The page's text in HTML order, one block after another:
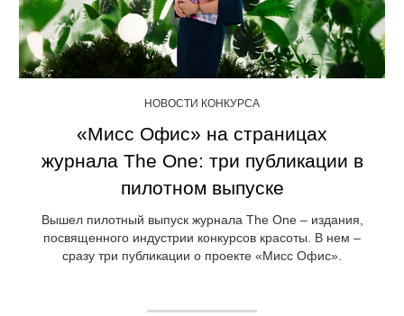
НОВОСТИ КОНКУРСА
«Мисс Офис» на страницах
журнала The One: три публикации в
пилотном выпуске
Вышел пилотный выпуск журнала The One – издания,
посвященного индустрии конкурсов красоты. В нем –
сразу три публикации о проекте «Мисс Офис».